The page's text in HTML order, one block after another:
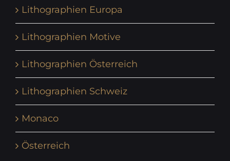
Lithographien Europa
Lithographien Motive
Lithographien Österreich
Lithographien Schweiz
Monaco
Österreich